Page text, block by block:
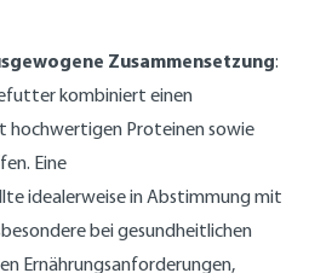
Zusammensetzung:
kombiniert einen
Proteinen sowie
Eine
idealerweise in Abstimmung mit
bei gesundheitlichen
Ernährungsanforderungen,